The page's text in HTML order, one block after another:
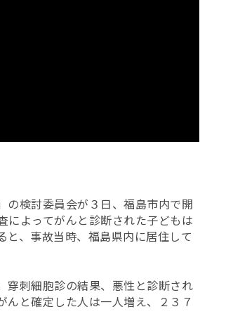
の検討委員会が３日、福島市内で開
によってがんと診断された子どもは
と、事故当時、福島県内に居住して
穿刺細胞診の結果、悪性と診断され
と確定した人は一人増え、２３７